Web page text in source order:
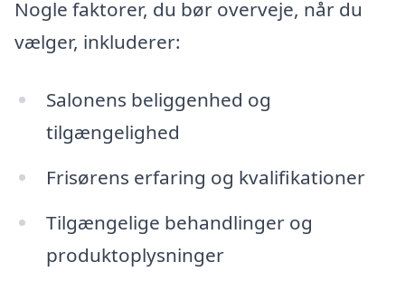
Nogle faktorer, du bør overveje, når du
vælger, inkluderer:
Salonens beliggenhed og
tilgængelighed
Frisørens erfaring og kvalifikationer
Tilgængelige behandlinger og
produktoplysninger